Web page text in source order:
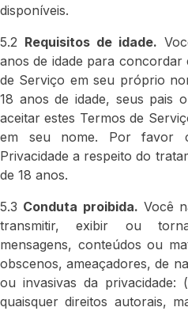
disponíveis.
5.2 Requisitos de idade.
anos de idade para concordar
de Serviço em seu próprio
18 anos de idade, seus pais
aceitar estes Termos de
em seu nome. Por favor
Privacidade a respeito do
de 18 anos.
5.3 Conduta proibida. Você
transmitir, exibir ou
mensagens, conteúdos ou
obscenos, ameaçadores, de
ou invasivas da privacidade:
quaisquer direitos autorais,